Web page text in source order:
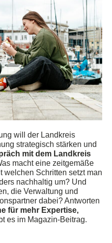
will der Landkreis
strategisch stärken und
mit dem Landkreis
macht eine zeitgemäße
welchen Schritten setzt man
nachhaltig um? Und
, die Verwaltung und
dabei?Antworten
für mehr Expertise,
es im Magazin-Beitrag.